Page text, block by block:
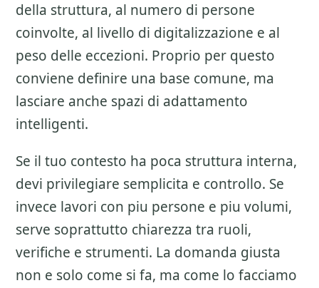
della struttura, al numero di persone
coinvolte, al livello di digitalizzazione e al
peso delle eccezioni. Proprio per questo
conviene definire una base comune, ma
lasciare anche spazi di adattamento
intelligenti.
Se il tuo contesto ha poca struttura interna,
devi privilegiare semplicita e controllo. Se
invece lavori con piu persone e piu volumi,
serve soprattutto chiarezza tra ruoli,
verifiche e strumenti. La domanda giusta
non e solo come si fa, ma come lo facciamo